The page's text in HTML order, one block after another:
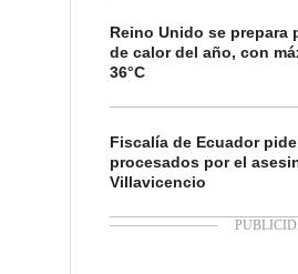
Reino Unido se prepara
de calor del año, con
36°C
Fiscalía de Ecuador
procesados por el
Villavicencio